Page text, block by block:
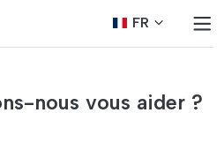
FR
nous vous aider ?